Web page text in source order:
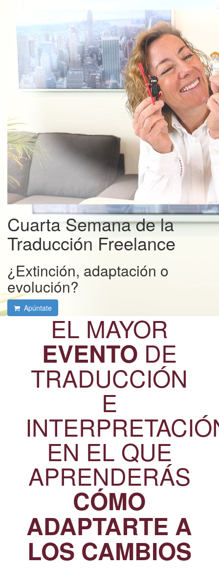
Cuarta Semana de la
Traducción Freelance
¿Extinción, adaptación o
evolución?
Apúntate
EL MAYOR
EVENTO DE
TRADUCCIÓN
E
EN EL QUE
APRENDERÁS
CÓMO
ADAPTARTE A
LOS CAMBIOS